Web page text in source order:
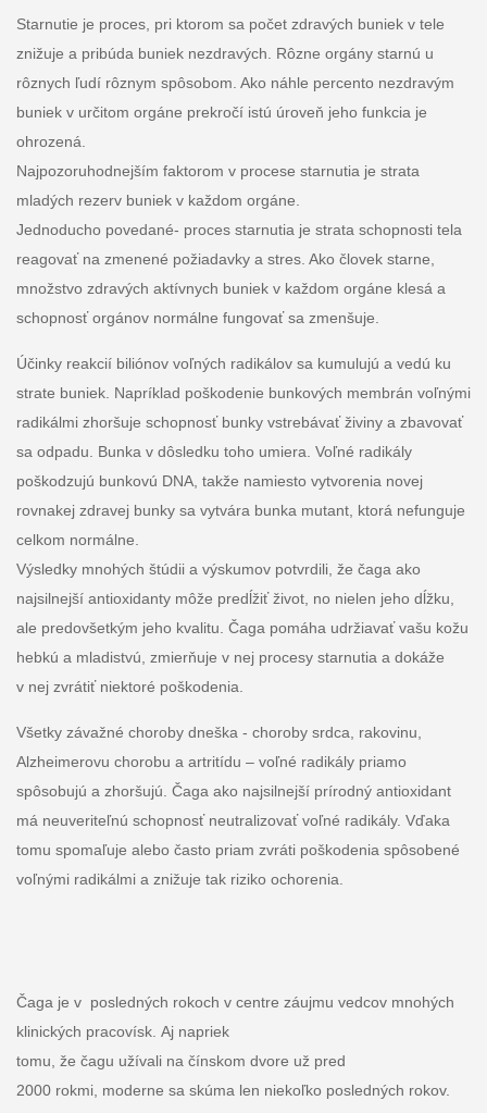
Starnutie je proces, pri ktorom sa počet zdravých buniek v tele
znižuje a pribúda buniek nezdravých. Rôzne orgány starnú u
rôznych ľudí rôznym spôsobom. Ako náhle percento nezdravým
buniek v určitom orgáne prekročí istú úroveň jeho funkcia je
ohrozená.
Najpozoruhodnejším faktorom v procese starnutia je strata
mladých rezerv buniek v každom orgáne.
Jednoducho povedané- proces starnutia je strata schopnosti tela
reagovať na zmenené požiadavky a stres. Ako človek starne,
množstvo zdravých aktívnych buniek v každom orgáne klesá a
schopnosť orgánov normálne fungovať sa zmenšuje.
Účinky reakcií biliónov voľných radikálov sa kumulujú a vedú ku
strate buniek. Napríklad poškodenie bunkových membrán voľnými
radikálmi zhoršuje schopnosť bunky vstrebávať živiny a zbavovať
sa odpadu. Bunka v dôsledku toho umiera. Voľné radikály
poškodzujú bunkovú DNA, takže namiesto vytvorenia novej
rovnakej zdravej bunky sa vytvára bunka mutant, ktorá nefunguje
celkom normálne.
Výsledky mnohých štúdii a výskumov potvrdili, že čaga ako
najsilnejší antioxidanty môže predĺžiť život, no nielen jeho dĺžku,
ale predovšetkým jeho kvalitu. Čaga pomáha udržiavať vašu kožu
hebkú a mladistvú, zmierňuje v nej procesy starnutia a dokáže
v nej zvrátiť niektoré poškodenia.
Všetky závažné choroby dneška - choroby srdca, rakovinu,
Alzheimerovu chorobu a artritídu – voľné radikály priamo
spôsobujú a zhoršujú. Čaga ako najsilnejší prírodný antioxidant
má neuveriteľnú schopnosť neutralizovať voľné radikály. Vďaka
tomu spomaľuje alebo často priam zvráti poškodenia spôsobené
voľnými radikálmi a znižuje tak riziko ochorenia.
Čaga je v posledných rokoch v centre záujmu vedcov mnohých
klinických pracovísk. Aj napriek
tomu, že čagu užívali na čínskom dvore už pred
2000 rokmi, moderne sa skúma len niekoľko posledných rokov.